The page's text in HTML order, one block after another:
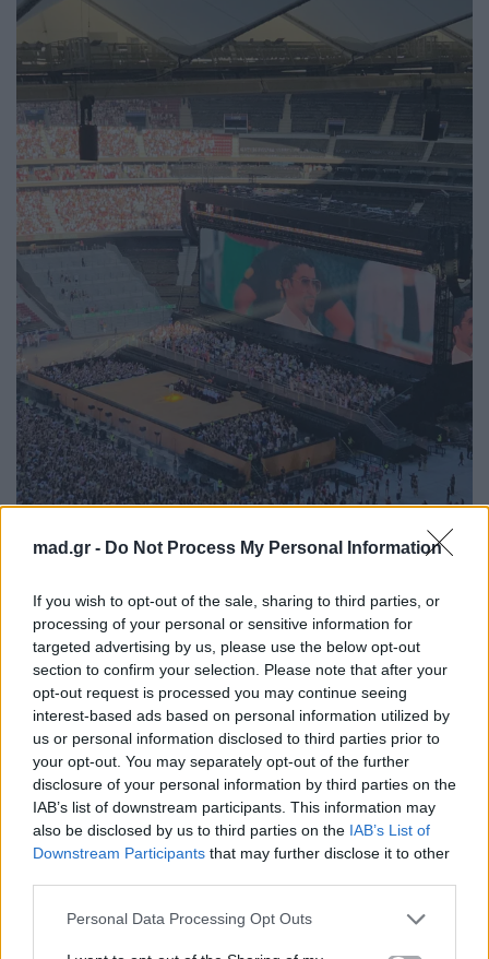
mad.gr - Do Not Process My Personal Information
If you wish to opt-out of the sale, sharing to third parties, or
processing of your personal or sensitive information for
targeted advertising by us, please use the below opt-out
section to confirm your selection. Please note that after your
opt-out request is processed you may continue seeing
interest-based ads based on personal information utilized by
us or personal information disclosed to third parties prior to
your opt-out. You may separately opt-out of the further
disclosure of your personal information by third parties on the
IAB’s list of downstream participants. This information may
also be disclosed by us to third parties on the IAB’s List of
Downstream Participants that may further disclose it to other
Personal Data Processing Opt Outs
Photo: Μαρία Κόφου
Η διαδρομή προς το στάδιο
Όσοι έχουν βρεθεί σε μεγάλες συναυλίες
κυρίως το πώς θα φύγεις μετά. Εμείς αποφασίσαμε